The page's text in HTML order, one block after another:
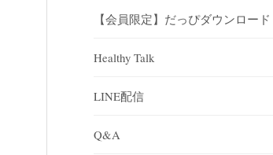
【会員限定】だっぴダウンロード
Healthy Talk
LINE配信
Q&A